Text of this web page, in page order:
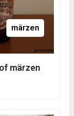
märzen
märzen